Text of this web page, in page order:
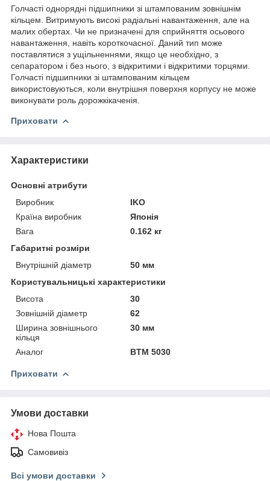
Голчасті однорядні підшипники зі штампованим зовнішнім
кільцем. Витримують високі радіальні навантаження, але на
малих обертах. Чи не призначені для сприйняття осьового
навантаження, навіть короткочасної. Даний тип може
поставлятися з ущільненнями, якщо це необхідно, з
сепаратором і без нього, з відкритими і відкритими торцями.
Голчасті підшипники зі штампованим кільцем
використовуються, коли внутрішня поверхня корпусу не може
виконувати роль дорожкікаченія.
Приховати
Характеристики
Основні атрибути
Виробник
IKO
Країна виробник
Японія
Вага
0.162 кг
Габаритні розміри
Внутрішній діаметр
50 мм
Користувальницькі характеристики
Висота
30
Зовнішній діаметр
62
Ширина зовнішнього
кільця
30 мм
Аналог BTM 5030
Приховати
Умови доставки
Нова Пошта
Самовивіз
Всі умови доставки